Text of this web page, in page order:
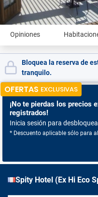
Opiniones
Bloquea la reserva de
tranquilo.
OFERTAS EXCLUSIVAS
¡No te pierdas los precios
registrados!
Inicia sesión para
* Descuento aplicable sólo para
Spity Hotel (Ex Hi Eco